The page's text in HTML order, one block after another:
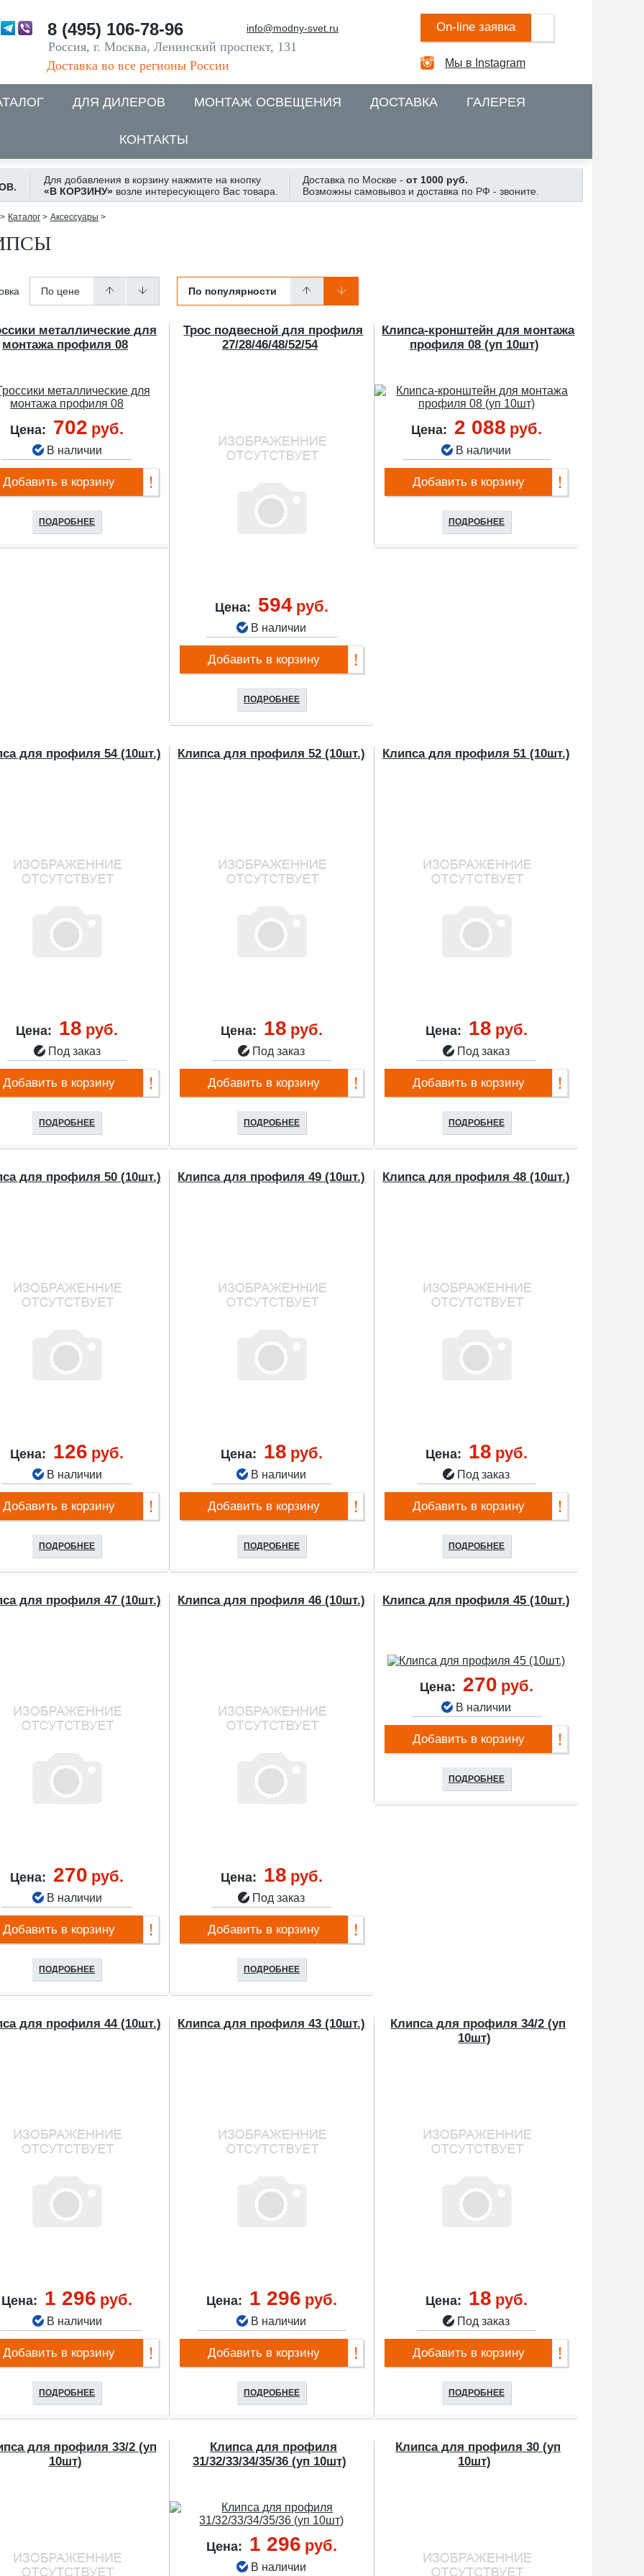
8 (495) 106-78-96 info@modny-svet.ru
Россия, г. Москва, Ленинский проспект, 131
Доставка во все регионы России
On-line заявка
Мы в Instagram
ДЛЯ ДИЛЕРОВ МОНТАЖ ОСВЕЩЕНИЯ ДОСТАВКА ГАЛЕРЕЯ
КОНТАКТЫ
Для добавления в корзину нажмите на кнопку
«В КОРЗИНУ» возле интересующего Вас товара.
Доставка по Москве - от 1000 руб.
Возможны самовывоз и доставка по РФ - звоните.
Каталог > Аксессуары >
По цене По популярности
металлические для
монтажа профиля 08
Цена: 702 руб.
В наличии
Добавить в корзину
ПОДРОБНЕЕ
Трос подвесной для профиля
27/28/46/48/52/54
Цена: 594 руб.
В наличии
Добавить в корзину
ПОДРОБНЕЕ
Клипса-кронштейн для монтажа
профиля 08 (уп 10шт)
Цена: 2 088 руб.
В наличии
Добавить в корзину
ПОДРОБНЕЕ
для профиля 54 (10шт.)
Цена: 18 руб.
Под заказ
Добавить в корзину
ПОДРОБНЕЕ
Клипса для профиля 52 (10шт.)
Цена: 18 руб.
Под заказ
Добавить в корзину
ПОДРОБНЕЕ
Клипса для профиля 51 (10шт.)
Цена: 18 руб.
Под заказ
Добавить в корзину
ПОДРОБНЕЕ
для профиля 50 (10шт.)
Цена: 126 руб.
В наличии
Добавить в корзину
ПОДРОБНЕЕ
Клипса для профиля 49 (10шт.)
Цена: 18 руб.
В наличии
Добавить в корзину
ПОДРОБНЕЕ
Клипса для профиля 48 (10шт.)
Цена: 18 руб.
Под заказ
Добавить в корзину
ПОДРОБНЕЕ
для профиля 47 (10шт.)
Цена: 270 руб.
В наличии
Добавить в корзину
ПОДРОБНЕЕ
Клипса для профиля 46 (10шт.)
Цена: 18 руб.
Под заказ
Добавить в корзину
ПОДРОБНЕЕ
Клипса для профиля 45 (10шт.)
Цена: 270 руб.
В наличии
Добавить в корзину
ПОДРОБНЕЕ
для профиля 44 (10шт.)
Цена: 1 296 руб.
В наличии
Добавить в корзину
ПОДРОБНЕЕ
Клипса для профиля 43 (10шт.)
Цена: 1 296 руб.
В наличии
Добавить в корзину
ПОДРОБНЕЕ
Клипса для профиля 34/2 (уп
10шт)
Цена: 18 руб.
Под заказ
Добавить в корзину
ПОДРОБНЕЕ
для профиля 33/2 (уп
10шт)
Клипса для профиля
31/32/33/34/35/36 (уп 10шт)
Цена: 1 296 руб.
В наличии
Клипса для профиля 30 (уп
10шт)